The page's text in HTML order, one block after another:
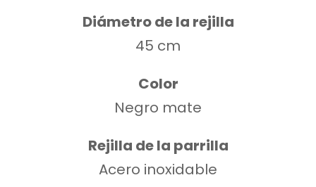
Diámetro de la rejilla
45 cm
Color
Negro mate
Rejilla de la parrilla
Acero inoxidable